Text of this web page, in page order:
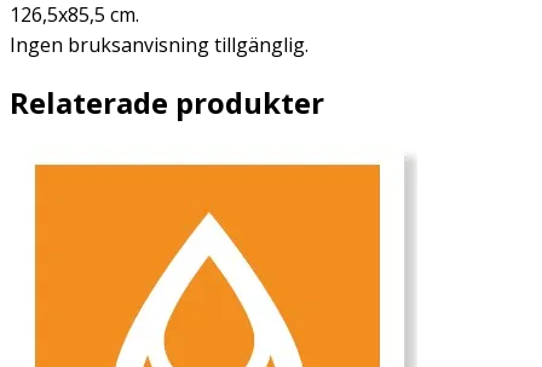
126,5x85,5 cm.
Ingen bruksanvisning tillgänglig.
Relaterade produkter